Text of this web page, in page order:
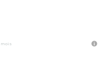
mois